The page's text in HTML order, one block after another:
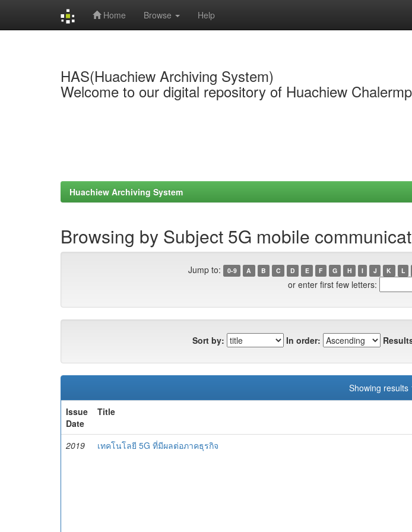
Home Browse Help
HAS(Huachiew Archiving System)
Welcome to our digital repository of Huachiew
Huachiew Archiving System
Browsing by Subject 5G mobile
Jump to: 0-9 A B C D E F G H I J K L
or enter first few letters:
Sort by: In order:
Showing results
Issue
Date
Title
2019 เทคโนโลยี 5G ที่มีผลต่อภาคธุรกิจ